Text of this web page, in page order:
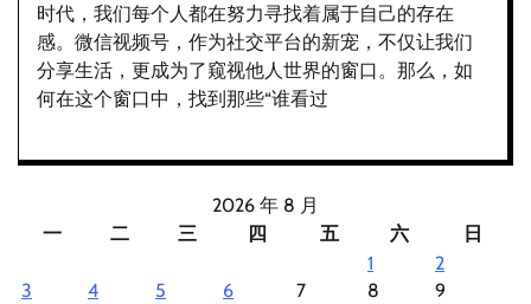
时代，我们每个人都在努力寻找着属于自己的存在
感。微信视频号，作为社交平台的新宠，不仅让我们
分享生活，更成为了窥视他人世界的窗口。那么，如
何在这个窗口中，找到那些“谁看过
2026 年 8 月
一
二 三 四 五 六
日
1
2
3
4 5 6 7 8
9